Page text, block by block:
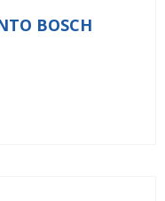
BOSCH